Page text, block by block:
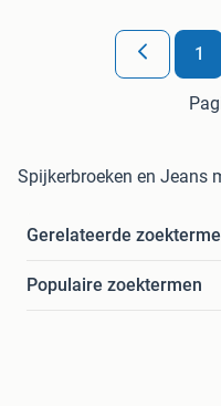
1
Spijkerbroeken en Jeans
Gerelateerde
Populaire zoektermen